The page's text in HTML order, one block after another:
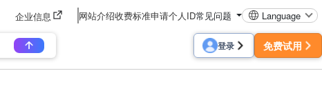
企业信息 网站介绍收费标准申请个人ID常见问题 Language
登录 免费试用